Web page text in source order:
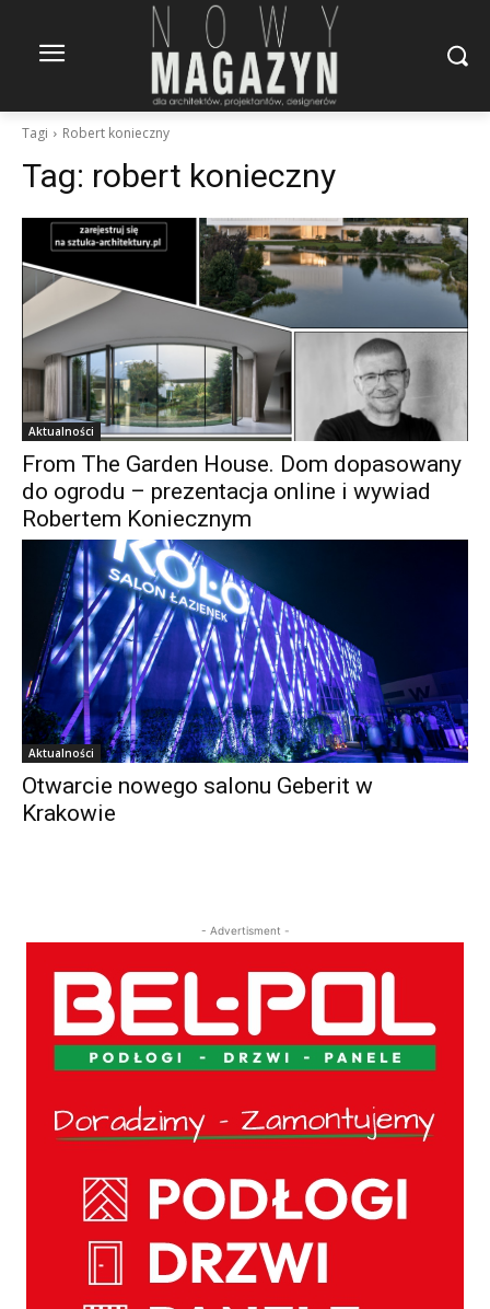
Tagi Robert konieczny
Tag: robert konieczny
Aktualności
From The Garden House. Dom dopasowany
do ogrodu – prezentacja online i wywiad
Robertem Koniecznym
Aktualności
Otwarcie nowego salonu Geberit w
Krakowie
- Advertisment -